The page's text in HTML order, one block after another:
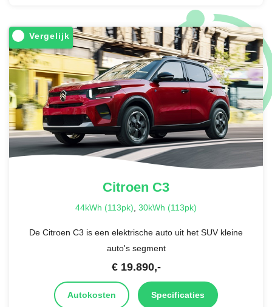
Vergelijk
Citroen C3
44kWh (113pk), 30kWh (113pk)
De Citroen C3 is een elektrische auto uit het SUV kleine
auto's segment
€ 19.890,-
Autokosten Specificaties